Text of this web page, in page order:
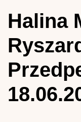
Halina